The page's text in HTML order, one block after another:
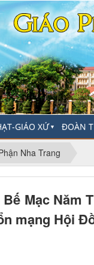
GIÁO XỨ▼ ĐOÀN
Nha Trang
Mạc Năm
mạng Hội